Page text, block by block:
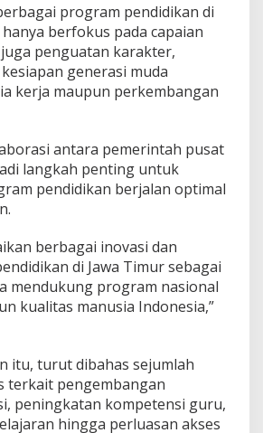
U
n
g
g
u
l
program pendidikan di
berfokus pada capaian
penguatan karakter,
generasi muda
kerja maupun perkembangan
antara pemerintah pusat
langkah penting untuk
pendidikan berjalan optimal
berbagai inovasi dan
di Jawa Timur sebagai
mendukung program nasional
kualitas manusia Indonesia,”
itu, turut dibahas sejumlah
terkait pengembangan
peningkatan kompetensi guru,
hingga perluasan akses